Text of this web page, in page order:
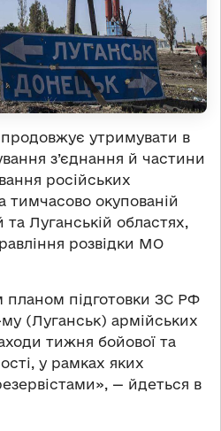
утримувати в
з’єднання й частини
російських
тимчасово окупованій
та Луганській областях,
розвідки МО
планом підготовки ЗС РФ
(Луганськ) армійських
тижня бойової та
у рамках яких
— йдеться в